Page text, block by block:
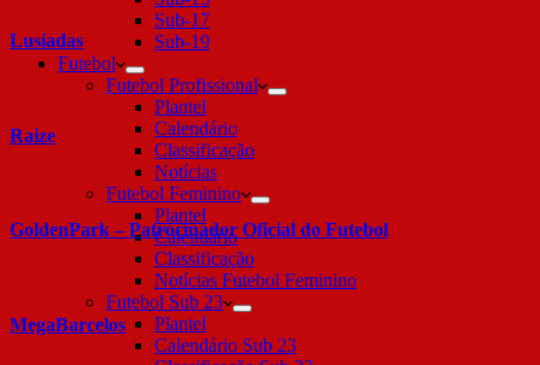
Sub-17
Sub-19
Futebol
Futebol Profissional
Plantel
Calendário
Classificação
Notícias
Futebol Feminino
Plantel
Calendário
Classificação
Notícias Futebol Feminino
Futebol Sub 23
Plantel
Calendário Sub 23
Lusíadas
Raize
GoldenPark – Patrocinador Oficial do Futebol
MegaBarcelos